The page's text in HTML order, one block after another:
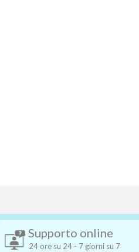
Supporto online
24 ore su 24 - 7 giorni su 7